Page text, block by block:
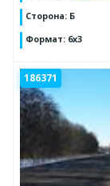
Сторона: Б
Формат: 6х3
186371